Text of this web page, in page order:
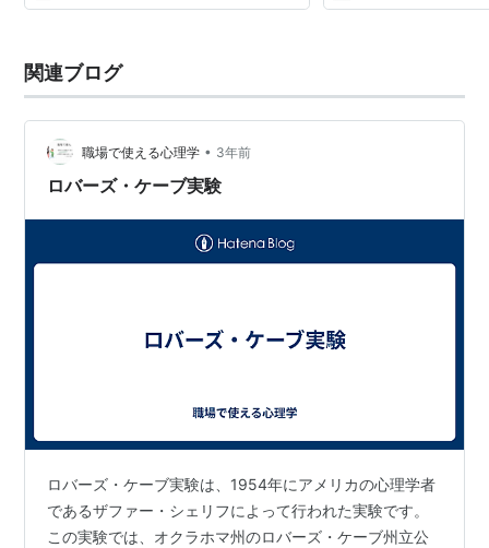
関連ブログ
職場で使える心理学 • 3年前
ロバーズ・ケーブ実験
ロバーズ・ケーブ実験は、1954年にアメリカの心理学者
であるザファー・シェリフによって行われた実験です。
この実験では、オクラホマ州のロバーズ・ケーブ州立公